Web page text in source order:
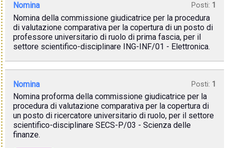
Nomina Posti: 1
Nomina della commissione giudicatrice per la procedura
di valutazione comparativa per la copertura di un posto di
professore universitario di ruolo di prima fascia, per il
settore scientifico-disciplinare ING-INF/01 - Elettronica.
Nomina Posti: 1
Nomina proforma della commissione giudicatrice per la
procedura di valutazione comparativa per la copertura di
un posto di ricercatore universitario di ruolo, per il settore
scientifico-disciplinare SECS-P/03 - Scienza delle
finanze.